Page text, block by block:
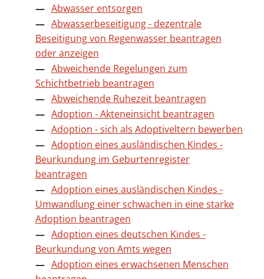
Abwasser entsorgen
Abwasserbeseitigung - dezentrale
Beseitigung von Regenwasser beantragen
oder anzeigen
Abweichende Regelungen zum
Schichtbetrieb beantragen
Abweichende Ruhezeit beantragen
Adoption - Akteneinsicht beantragen
Adoption - sich als Adoptiveltern bewerben
Adoption eines ausländischen Kindes -
Beurkundung im Geburtenregister
beantragen
Adoption eines ausländischen Kindes -
Umwandlung einer schwachen in eine starke
Adoption beantragen
Adoption eines deutschen Kindes -
Beurkundung von Amts wegen
Adoption eines erwachsenen Menschen